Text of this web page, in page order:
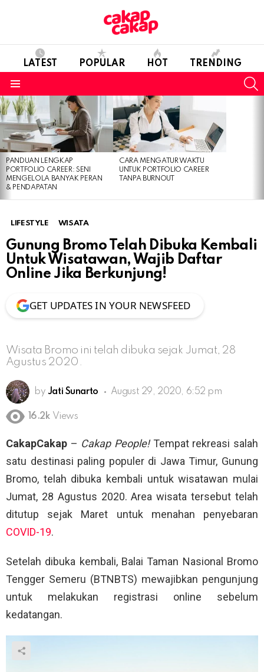
LATEST POPULAR HOT TRENDING
LATEST
STORIES
PANDUAN LENGKAP
PORTFOLIO CAREER: SENI
MENGELOLA BANYAK PERAN
& PENDAPATAN
CARA MENGATUR WAKTU
UNTUK PORTFOLIO CAREER
TANPA BURNOUT
LIFESTYLE WISATA
Gunung Bromo Telah Dibuka Kembali
Untuk Wisatawan, Wajib Daftar
Online Jika Berkunjung!
GET UPDATES IN YOUR NEWSFEED
Wisata Bromo ini telah dibuka sejak Jumat, 28
Agustus 2020.
by Jati Sunarto August 29, 2020, 6:52 pm
16.2k Views
CakapCakap – Cakap People!Tempat rekreasi salah
satu destinasi paling populer di Jawa Timur, Gunung
Bromo, telah dibuka kembali untuk wisatawan mulai
Jumat, 28 Agustus 2020. Area wisata tersebut telah
ditutup sejak Maret untuk menahan penyebaran
COVID-19.
Setelah dibuka kembali, Balai Taman Nasional Bromo
Tengger Semeru (BTNBTS) mewajibkan pengunjung
untuk melakukan registrasi online sebelum
kedatangan.